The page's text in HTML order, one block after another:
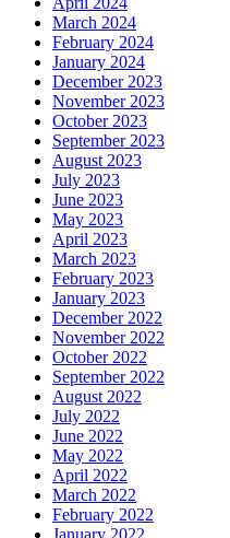
March 2024
February 2024
January 2024
December 2023
November 2023
October 2023
September 2023
August 2023
July 2023
June 2023
May 2023
April 2023
March 2023
February 2023
January 2023
December 2022
November 2022
October 2022
September 2022
August 2022
July 2022
June 2022
May 2022
April 2022
March 2022
February 2022